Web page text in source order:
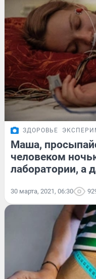
ЗДОРОВЬЕ
Маша,
человеком
лаборатории, а
30 марта, 2021, 06:30